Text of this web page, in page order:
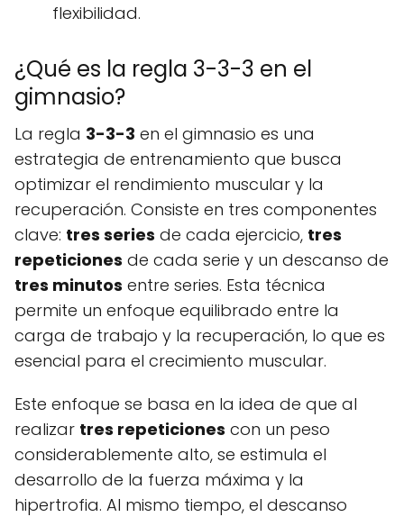
flexibilidad.
¿Qué es la regla 3-3-3 en el
gimnasio?
La regla 3-3-3 en el gimnasio es una
estrategia de entrenamiento que busca
optimizar el rendimiento muscular y la
recuperación. Consiste en tres componentes
clave: tres series de cada ejercicio, tres
repeticiones de cada serie y un descanso de
tres minutos entre series. Esta técnica
permite un enfoque equilibrado entre la
carga de trabajo y la recuperación, lo que es
esencial para el crecimiento muscular.
Este enfoque se basa en la idea de que al
realizar tres repeticiones con un peso
considerablemente alto, se estimula el
desarrollo de la fuerza máxima y la
hipertrofia. Al mismo tiempo, el descanso